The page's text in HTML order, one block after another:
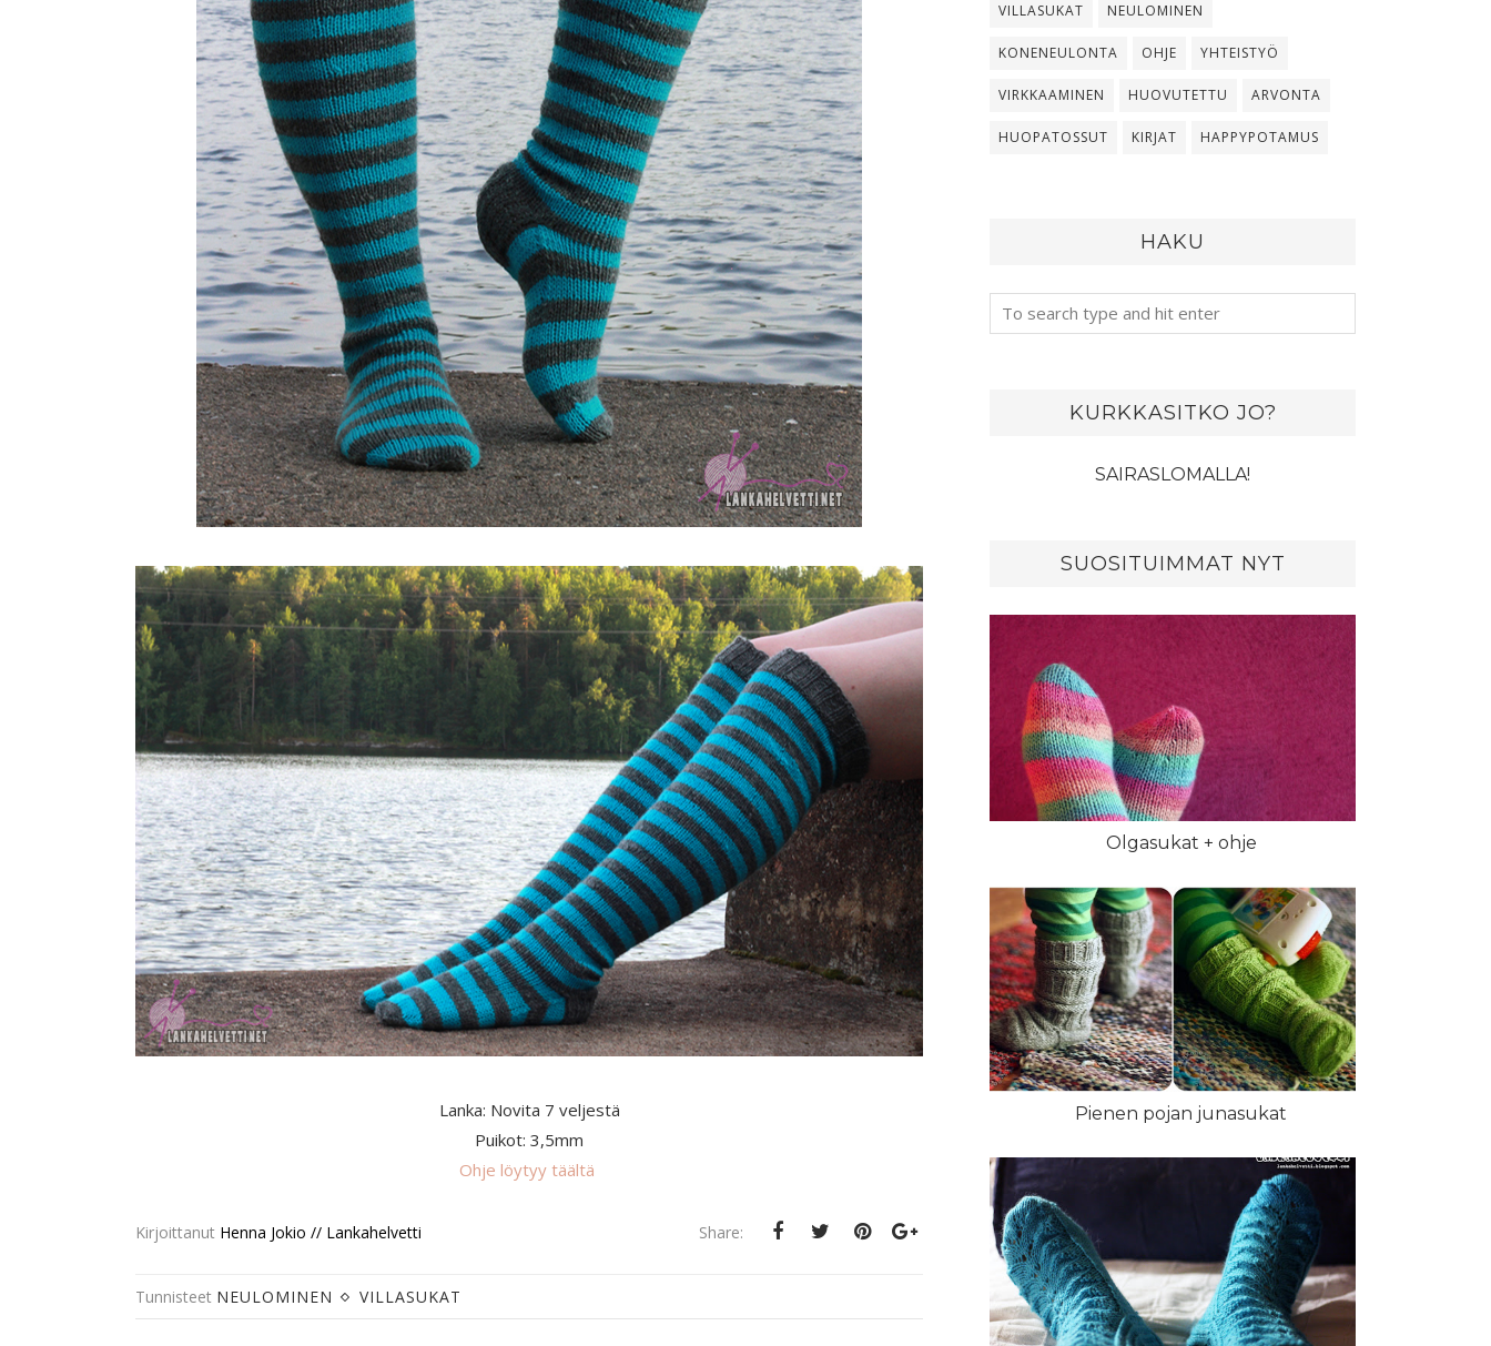
Lanka: Novita 7 veljestä
Puikot: 3,5mm
Ohje löytyy täältä
Kirjoittanut Henna Jokio // Lankahelvetti Share:
Tunnisteet NEULOMINEN VILLASUKAT
VILLASUKAT NEULOMINEN
KONENEULONTA OHJE YHTEISTYÖ
VIRKKAAMINEN HUOVUTETTU ARVONTA
HUOPATOSSUT KIRJAT HAPPYPOTAMUS
HAKU
KURKKASITKO JO?
SAIRASLOMALLA!
SUOSITUIMMAT NYT
Olgasukat + ohje
Pienen pojan junasukat